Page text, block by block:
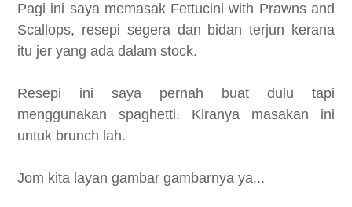
Pagi ini saya memasak Fettucini with Prawns and
Scallops, resepi segera dan bidan terjun kerana
itu jer yang ada dalam stock.
Resepi ini saya pernah buat dulu tapi
menggunakan spaghetti. Kiranya masakan ini
untuk brunch lah.
Jom kita layan gambar gambarnya ya...